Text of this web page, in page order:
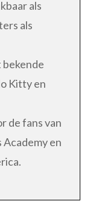
als
als
bekende
Kitty en
de fans van
Academy en